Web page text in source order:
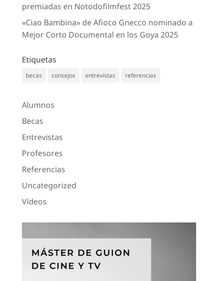
premiadas en Notodofilmfest 2025
«Ciao Bambina» de Afioco Gnecco nominado a
Mejor Corto Documental en los Goya 2025
Etiquetas
becas consejos entrevistas referencias
Alumnos
Becas
Entrevistas
Profesores
Referencias
Uncategorized
Vídeos